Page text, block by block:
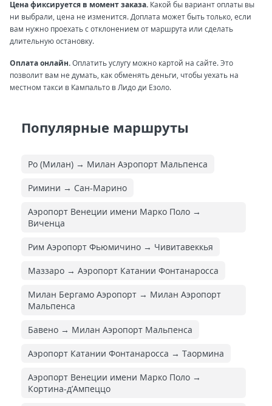
Цена фиксируется в момент заказа. Какой бы вариант оплаты вы
ни выбрали, цена не изменится. Доплата может быть только, если
вам нужно проехать с отклонением от маршрута или сделать
длительную остановку.
Оплата онлайн.Оплатить услугу можно картой на сайте. Это
позволит вам не думать, как обменять деньги, чтобы уехать на
местном такси в Кампальто в Лидо ди Езоло.
Популярные маршруты
Ро (Милан) → Милан Аэропорт Мальпенса
Римини → Сан-Марино
Аэропорт Венеции имени Марко Поло →
Виченца
Рим Аэропорт Фьюмичино → Чивитавеккья
Маззаро → Аэропорт Катании Фонтанаросса
Милан Бергамо Аэропорт → Милан Аэропорт
Мальпенса
Бавено → Милан Аэропорт Мальпенса
Аэропорт Катании Фонтанаросса → Таормина
Аэропорт Венеции имени Марко Поло →
Кортина-д’Ампеццо